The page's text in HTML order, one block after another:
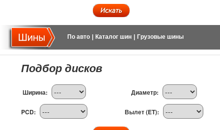
По авто Каталог шин Грузовые шины
Подбор дисков
Ширина: Диаметр:
PCD: Вылет (ET):